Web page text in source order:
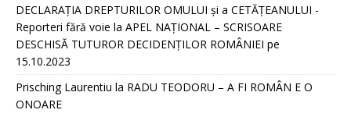
DECLARAȚIA DREPTURILOR OMULUI și a CETĂȚEANULUI -
Reporteri fără voie la APEL NAȚIONAL – SCRISOARE
DESCHISĂ TUTUROR DECIDENȚILOR ROMÂNIEI pe
15.10.2023
Prisching Laurentiu la RADU TEODORU – A FI ROMÂN E O
ONOARE